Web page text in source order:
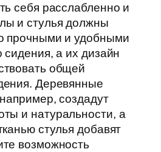
себя расслабленно и
и стулья должны
прочными и удобными
сидения, а их дизайн
общей
Деревянные
создадут
и натуральности, а
стулья добавят
возможность